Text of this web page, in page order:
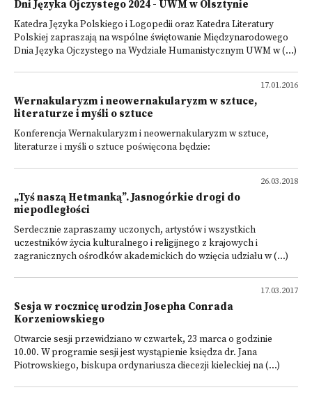
Dni Języka Ojczystego 2024 - UWM w Olsztynie
Katedra Języka Polskiego i Logopedii oraz Katedra Literatury
Polskiej zapraszają na wspólne świętowanie Międzynarodowego
Dnia Języka Ojczystego na Wydziale Humanistycznym UWM w (...)
17.01.2016
Wernakularyzm i neowernakularyzm w sztuce,
literaturze i myśli o sztuce
Konferencja Wernakularyzm i neowernakularyzm w sztuce,
literaturze i myśli o sztuce poświęcona będzie:
26.03.2018
„Tyś naszą Hetmanką”. Jasnogórkie drogi do
niepodległości
Serdecznie zapraszamy uczonych, artystów i wszystkich
uczestników życia kulturalnego i religijnego z krajowych i
zagranicznych ośrodków akademickich do wzięcia udziału w (...)
17.03.2017
Sesja w rocznicę urodzin Josepha Conrada
Korzeniowskiego
Otwarcie sesji przewidziano w czwartek, 23 marca o godzinie
10.00. W programie sesji jest wystąpienie księdza dr. Jana
Piotrowskiego, biskupa ordynariusza diecezji kieleckiej na (...)